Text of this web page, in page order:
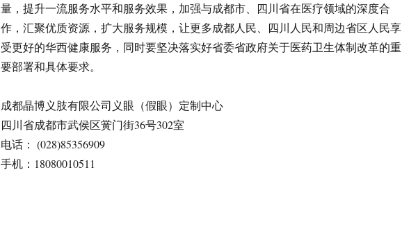
量，提升一流服务水平和服务效果，加强与成都市、四川省在医疗领域的深度合
作，汇聚优质资源，扩大服务规模，让更多成都人民、四川人民和周边省区人民享
受更好的华西健康服务，同时要坚决落实好省委省政府关于医药卫生体制改革的重
要部署和具体要求。
成都晶博义肢有限公司义眼（假眼）定制中心
四川省成都市武侯区黉门街36号302室
电话： (028)85356909
手机：18080010511